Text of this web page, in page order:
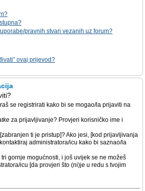
pravnih stvari vezanih uz forum?
ovaj prijevod?
se registrirati kako bi se mogao/la prijaviti na
za prijavljivanje? Provjeri korisničko ime i
ti je pristup]? Ako jesi, [kod prijavljivanja
administratora/icu kako bi saznao/la
gornje mogućnosti, i još uvijek se ne možeš
icu [da provjeri što (ni)je u redu s tvojim